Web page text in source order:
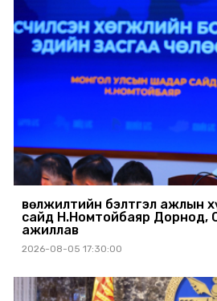
Өвөлжилтийн бэлтгэл ажлын
сайд Н.Номтойбаяр Дорнод,
ажиллав
2026-08-05 17:30:00